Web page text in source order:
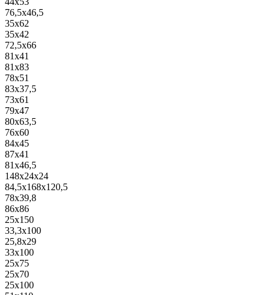
76,5x46,5
35x62
35x42
72,5x66
81x41
81x83
78x51
83x37,5
73x61
79x47
80x63,5
76x60
84x45
87x41
81x46,5
148x24x24
84,5x168x120,5
78x39,8
86x86
25x150
33,3x100
25,8x29
33x100
25x75
25x70
25x100